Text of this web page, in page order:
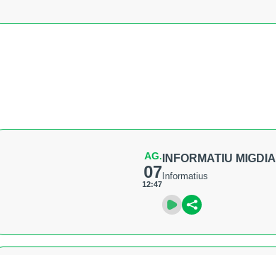
AG.
07
12:47
INFORMATIU MIGDIA
Informatius